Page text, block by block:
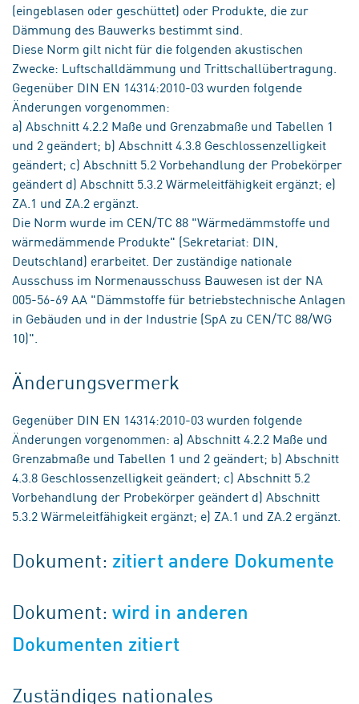
(eingeblasen oder geschüttet) oder Produkte, die zur
Dämmung des Bauwerks bestimmt sind.
Diese Norm gilt nicht für die folgenden akustischen
Zwecke: Luftschalldämmung und Trittschallübertragung.
Gegenüber DIN EN 14314:2010-03 wurden folgende
Änderungen vorgenommen:
a) Abschnitt 4.2.2 Maße und Grenzabmaße und Tabellen 1
und 2 geändert; b) Abschnitt 4.3.8 Geschlossenzelligkeit
geändert; c) Abschnitt 5.2 Vorbehandlung der Probekörper
geändert d) Abschnitt 5.3.2 Wärmeleitfähigkeit ergänzt; e)
ZA.1 und ZA.2 ergänzt.
Die Norm wurde im CEN/TC 88 "Wärmedämmstoffe und
wärmedämmende Produkte" (Sekretariat: DIN,
Deutschland) erarbeitet. Der zuständige nationale
Ausschuss im Normenausschuss Bauwesen ist der NA
005-56-69 AA "Dämmstoffe für betriebstechnische Anlagen
in Gebäuden und in der Industrie (SpA zu CEN/TC 88/WG
10)".
Änderungsvermerk
Gegenüber DIN EN 14314:2010-03 wurden folgende
Änderungen vorgenommen: a) Abschnitt 4.2.2 Maße und
Grenzabmaße und Tabellen 1 und 2 geändert; b) Abschnitt
4.3.8 Geschlossenzelligkeit geändert; c) Abschnitt 5.2
Vorbehandlung der Probekörper geändert d) Abschnitt
5.3.2 Wärmeleitfähigkeit ergänzt; e) ZA.1 und ZA.2 ergänzt.
Dokument: zitiert andere Dokumente
Dokument:wird in anderen
Dokumenten zitiert
Zuständiges nationales